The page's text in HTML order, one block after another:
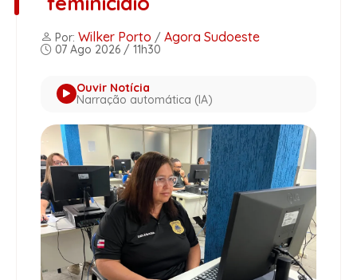
Por: Wilker Porto / Agora Sudoeste
07 Ago 2026 / 11h30
Ouvir Notícia
Narração automática (IA)